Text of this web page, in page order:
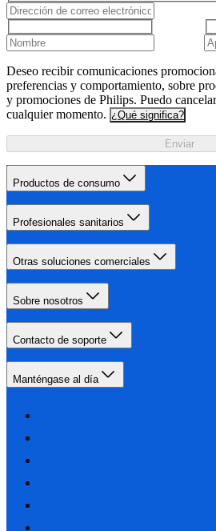
Deseo recibir comunicaciones
preferencias y comportamiento, sobre
y promociones de Philips. Puedo
cualquier momento. ¿Qué significa?
Enviar
Productos de consumo
Profesionales sanitarios
Otras soluciones comerciales
Sobre nosotros
Contacto de soporte
Manténgase al día